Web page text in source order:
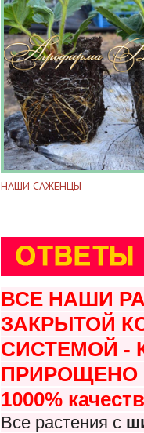
НАШИ САЖЕНЦЫ
ВСЕ НАШИ
ЗАКРЫТОЙ
СИСТЕМОЙ -
ПРИРОЩЕНО
1000%
Все растения с